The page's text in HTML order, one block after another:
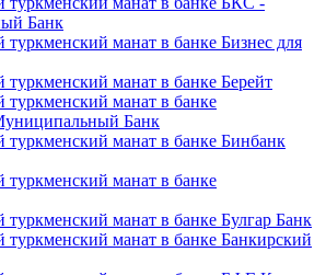
Банк
манат в банке Бизнес для
манат в банке Берейт
манат в банке
Банк
манат в банке Бинбанк
манат в банке
манат в банке Булгар Банк
манат в банке Банкирский